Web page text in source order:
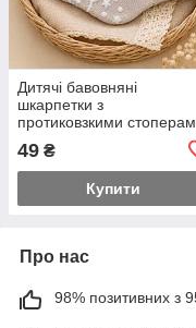
Дитячі бавовняні
шкарпетки з
протиковзкими
бежеві, 0-1 рік стопа
49 ₴
Купити
Про нас
98% позитивних з 95